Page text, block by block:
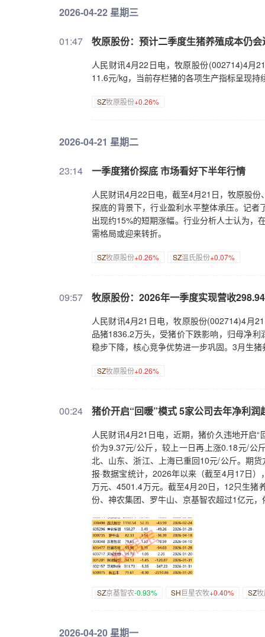
2026-04-22 星期三
01:47 牧原股份：预计二季度生猪养殖成本仍
人民财讯4月22日电，牧原股份(002714)4月
11.6元/kg，当前存栏猪的各项生产指标呈现
SZ牧原股份+0.26%
2026-04-21 星期二
23:14 一季度猪价探底 市场看好下半年行情
人民财讯4月22日电，截至4月21日，牧原股
探底的背景下，行业盈利水平整体承压。记
出现约15%的短期涨幅。行业分析人士认为，
需格局或迎来转折。
SZ牧原股份+0.26% SZ温氏股份+0.07%
09:57 牧原股份：2026年一季度实现营收
人民财讯4月21日电，牧原股份(002714)4月
品猪1836.2万头，受猪价下跌影响，归母净
稳步下降，核心竞争优势进一步巩固。3月生
SZ牧原股份+0.26%
00:24 猪价开启“回暖”模式 5家公司去年净利润
人民财讯4月21日电，近期，猪价久违地开启
价为9.37元/公斤，较上一日再上涨0.18元/公
北、山东、浙江、上海已重回10元/公斤。期
报·数据宝统计，2026年以来（截至4月17日
万元、4501.4万元。截至4月20日，12只生猪
份、神农集团、罗牛山、京基智农超过1亿元
SZ京基智农-0.93% SH巨星农牧+0.40% SZ
2026-04-20 星期一